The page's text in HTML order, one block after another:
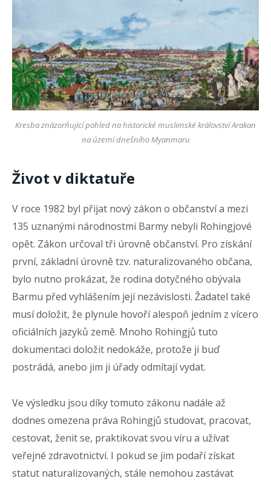
Kresba znázorňující pohled na historické muslimské království Arakan
na území dnešního Myanmaru
Život v diktatuře
V roce 1982 byl přijat nový zákon o občanství a mezi
135 uznanými národnostmi Barmy nebyli Rohingjové
opět. Zákon určoval tři úrovně občanství. Pro získání
první, základní úrovně tzv. naturalizovaného občana,
bylo nutno prokázat, že rodina dotyčného obývala
Barmu před vyhlášením její nezávislosti. Žadatel také
musí doložit, že plynule hovoří alespoň jedním z vícero
oficiálních jazyků země. Mnoho Rohingjů tuto
dokumentaci doložit nedokáže, protože ji buď
postrádá, anebo jim ji úřady odmítají vydat.
Ve výsledku jsou díky tomuto zákonu nadále až
dodnes omezena práva Rohingjů studovat, pracovat,
cestovat, ženit se, praktikovat svou víru a užívat
veřejné zdravotnictví. I pokud se jim podaří získat
statut naturalizovaných, stále nemohou zastávat